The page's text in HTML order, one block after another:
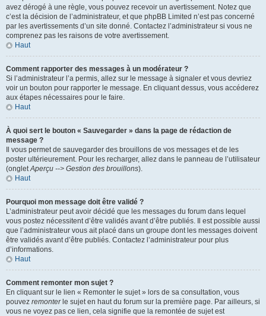
avez dérogé à une règle, vous pouvez recevoir un avertissement. Notez que
c’est la décision de l’administrateur, et que phpBB Limited n’est pas concerné
par les avertissements d’un site donné. Contactez l’administrateur si vous ne
comprenez pas les raisons de votre avertissement.
Haut
Comment rapporter des messages à un modérateur ?
Si l’administrateur l’a permis, allez sur le message à signaler et vous devriez
voir un bouton pour rapporter le message. En cliquant dessus, vous accéderez
aux étapes nécessaires pour le faire.
Haut
À quoi sert le bouton « Sauvegarder » dans la page de rédaction de
message ?
Il vous permet de sauvegarder des brouillons de vos messages et de les
poster ultérieurement. Pour les recharger, allez dans le panneau de l’utilisateur
(ongletAperçu --> Gestion des brouillons).
Haut
Pourquoi mon message doit être validé ?
L’administrateur peut avoir décidé que les messages du forum dans lequel
vous postez nécessitent d’être validés avant d’être publiés. Il est possible aussi
que l’administrateur vous ait placé dans un groupe dont les messages doivent
être validés avant d’être publiés. Contactez l’administrateur pour plus
d’informations.
Haut
Comment remonter mon sujet ?
En cliquant sur le lien « Remonter le sujet » lors de sa consultation, vous
pouvez remonterle sujet en haut du forum sur la première page. Par ailleurs, si
vous ne voyez pas ce lien, cela signifie que la remontée de sujet est